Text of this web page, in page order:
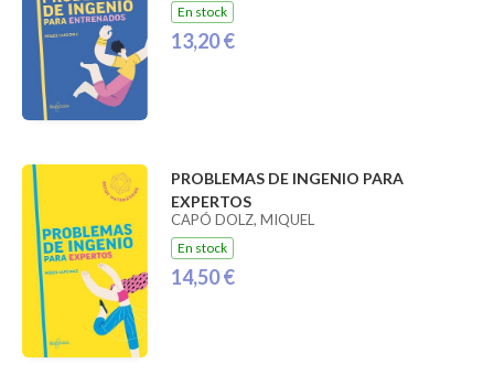
En stock
13,20 €
PROBLEMAS DE INGENIO PARA
EXPERTOS
CAPÓ DOLZ, MIQUEL
En stock
14,50 €